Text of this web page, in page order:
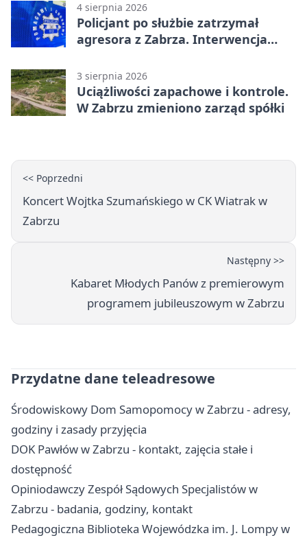
4 sierpnia 2026
Policjant po służbie zatrzymał
agresora z Zabrza. Interwencja
3 sierpnia 2026
Uciążliwości zapachowe i kontrole.
W Zabrzu zmieniono zarząd spółki
<< Poprzedni
Koncert Wojtka Szumańskiego w CK Wiatrak w
Zabrzu
Następny >>
Kabaret Młodych Panów z premierowym
programem jubileuszowym w Zabrzu
Przydatne dane teleadresowe
Środowiskowy Dom Samopomocy w Zabrzu - adresy,
godziny i zasady przyjęcia
DOK Pawłów w Zabrzu - kontakt, zajęcia stałe i
dostępność
Opiniodawczy Zespół Sądowych Specjalistów w
Zabrzu - badania, godziny, kontakt
Pedagogiczna Biblioteka Wojewódzka im. J. Lompy w